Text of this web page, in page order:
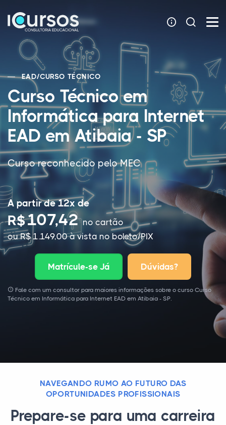
EAD/CURSO TÉCNICO
Curso Técnico em
Informática para Internet
EAD em Atibaia - SP
Curso reconhecido pelo MEC
A partir de 12x de
R$107,42no cartão
ou R$ 1.149,00 à vista no boleto/PIX
Matrícule-se Já Dúvidas?
Fale com um consultor para maiores informações sobre o curso Curso
Técnico em Informática para Internet EAD em Atibaia - SP.
NAVEGANDO RUMO AO FUTURO DAS
OPORTUNIDADES PROFISSIONAIS
Prepare-se para uma carreira